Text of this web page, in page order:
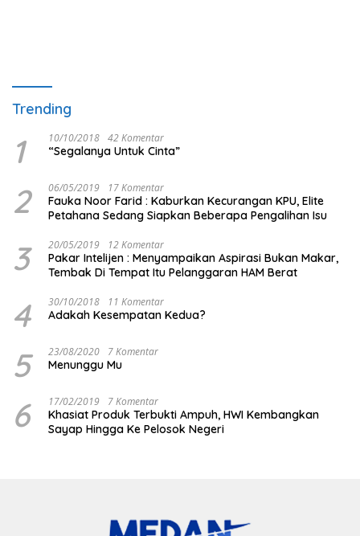
Trending
1 10/10/2018 42 Komentar
“Segalanya Untuk Cinta”
2 06/05/2019 17 Komentar
Fauka Noor Farid : Kaburkan Kecurangan KPU, Elite
Petahana Sedang Siapkan Beberapa Pengalihan Isu
3 20/05/2019 12 Komentar
Pakar Intelijen : Menyampaikan Aspirasi Bukan Makar,
Tembak Di Tempat Itu Pelanggaran HAM Berat
4 30/10/2018 11 Komentar
Adakah Kesempatan Kedua?
5 23/08/2020 7 Komentar
Menunggu Mu
6 17/02/2019 7 Komentar
Khasiat Produk Terbukti Ampuh, HWI Kembangkan
Sayap Hingga Ke Pelosok Negeri